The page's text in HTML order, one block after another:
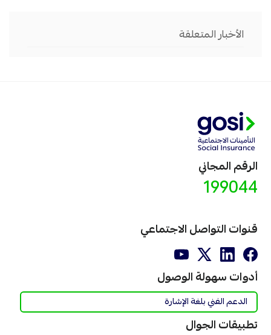
الأخبار المتعلقة
الرقم المجاني
199044
قنوات التواصل الاجتماعي
أدوات سهولة الوصول
الدعم الفني بلغة الإشارة
تطبيقات الجوال